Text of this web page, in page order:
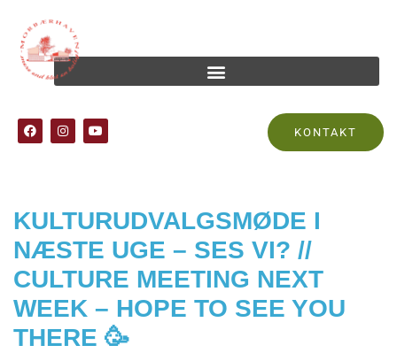
KONTAKT
Tag: sommer
KULTURUDVALGSMØDE I
NÆSTE UGE – SES VI? //
CULTURE MEETING NEXT
WEEK – HOPE TO SEE YOU
THERE 🥳